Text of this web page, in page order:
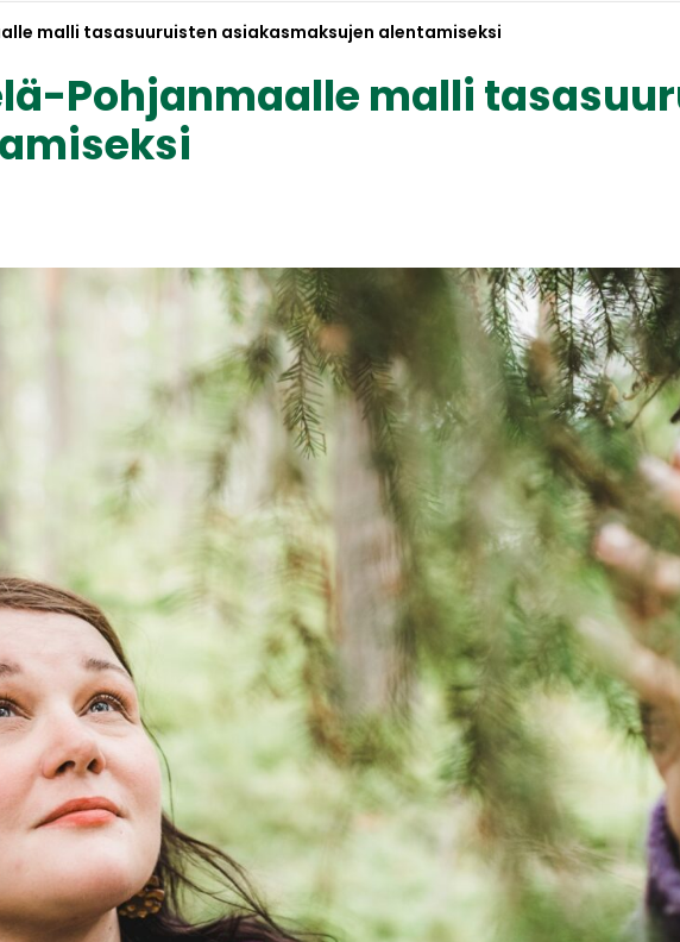
malli tasasuuruisten asiakasmaksujen alentamiseksi
Pohjanmaalle malli